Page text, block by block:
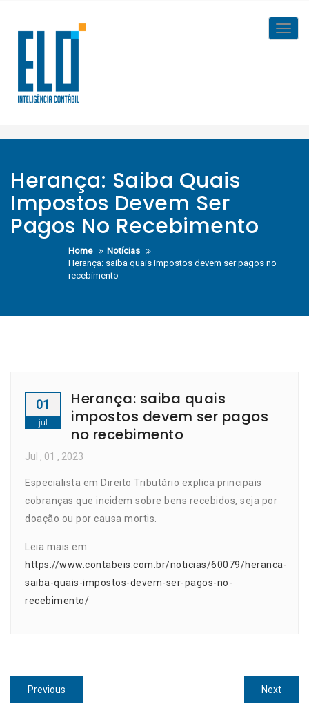
content
Herança: Saiba Quais
Impostos Devem Ser
Pagos No Recebimento
Home
Notícias
Herança: saiba quais impostos devem ser pagos no
recebimento
01
jul
Herança: saiba quais
impostos devem ser pagos
no recebimento
Jul , 01 , 2023
Especialista em Direito Tributário explica principais
cobranças que incidem sobre bens recebidos, seja por
doação ou por causa mortis.
Leia mais em
https://www.contabeis.com.br/noticias/60079/heranca-
saiba-quais-impostos-devem-ser-pagos-no-
recebimento/
Navegação
de
Previous
post:
NextNext
post: